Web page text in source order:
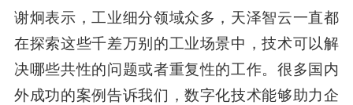
谢炯表示，工业细分领域众多，天泽智云一直都
在探索这些千差万别的工业场景中，技术可以解
决哪些共性的问题或者重复性的工作。很多国内
外成功的案例告诉我们，数字化技术能够助力企